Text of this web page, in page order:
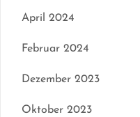
April 2024
Februar 2024
Dezember 2023
Oktober 2023